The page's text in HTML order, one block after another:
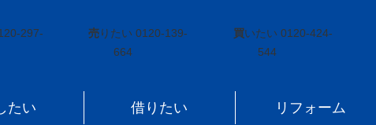
297-
売りたい 0120-139-
664
買いたい 0120-424-
544
たい 借りたい リフォーム